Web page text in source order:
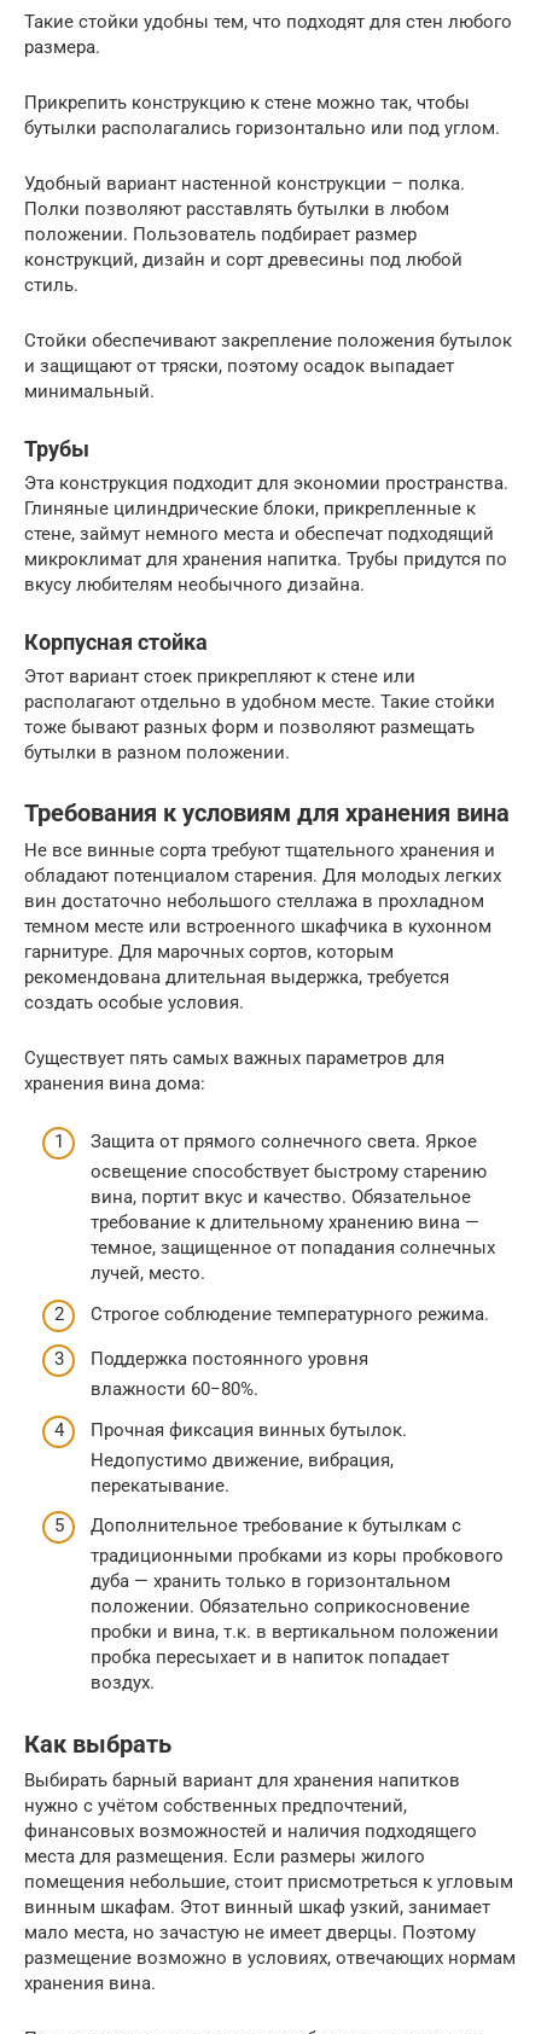
Такие стойки удобны тем, что подходят для стен любого
размера.
Прикрепить конструкцию к стене можно так, чтобы
бутылки располагались горизонтально или под углом.
Удобный вариант настенной конструкции – полка.
Полки позволяют расставлять бутылки в любом
положении. Пользователь подбирает размер
конструкций, дизайн и сорт древесины под любой
стиль.
Стойки обеспечивают закрепление положения бутылок
и защищают от тряски, поэтому осадок выпадает
минимальный.
Трубы
Эта конструкция подходит для экономии пространства.
Глиняные цилиндрические блоки, прикрепленные к
стене, займут немного места и обеспечат подходящий
микроклимат для хранения напитка. Трубы придутся по
вкусу любителям необычного дизайна.
Корпусная стойка
Этот вариант стоек прикрепляют к стене или
располагают отдельно в удобном месте. Такие стойки
тоже бывают разных форм и позволяют размещать
бутылки в разном положении.
Требования к условиям для хранения вина
Не все винные сорта требуют тщательного хранения и
обладают потенциалом старения. Для молодых легких
вин достаточно небольшого стеллажа в прохладном
темном месте или встроенного шкафчика в кухонном
гарнитуре. Для марочных сортов, которым
рекомендована длительная выдержка, требуется
создать особые условия.
Существует пять самых важных параметров для
хранения вина дома:
Защита от прямого солнечного света. Яркое
освещение способствует быстрому старению
вина, портит вкус и качество. Обязательное
требование к длительному хранению вина —
темное, защищенное от попадания солнечных
лучей, место.
Строгое соблюдение температурного режима.
Поддержка постоянного уровня
влажности 60−80%.
Прочная фиксация винных бутылок.
Недопустимо движение, вибрация,
перекатывание.
Дополнительное требование к бутылкам с
традиционными пробками из коры пробкового
дуба — хранить только в горизонтальном
положении. Обязательно соприкосновение
пробки и вина, т.к. в вертикальном положении
пробка пересыхает и в напиток попадает
воздух.
Как выбрать
Выбирать барный вариант для хранения напитков
нужно с учётом собственных предпочтений,
финансовых возможностей и наличия подходящего
места для размещения. Если размеры жилого
помещения небольшие, стоит присмотреться к угловым
винным шкафам. Этот винный шкаф узкий, занимает
мало места, но зачастую не имеет дверцы. Поэтому
размещение возможно в условиях, отвечающих нормам
хранения вина.